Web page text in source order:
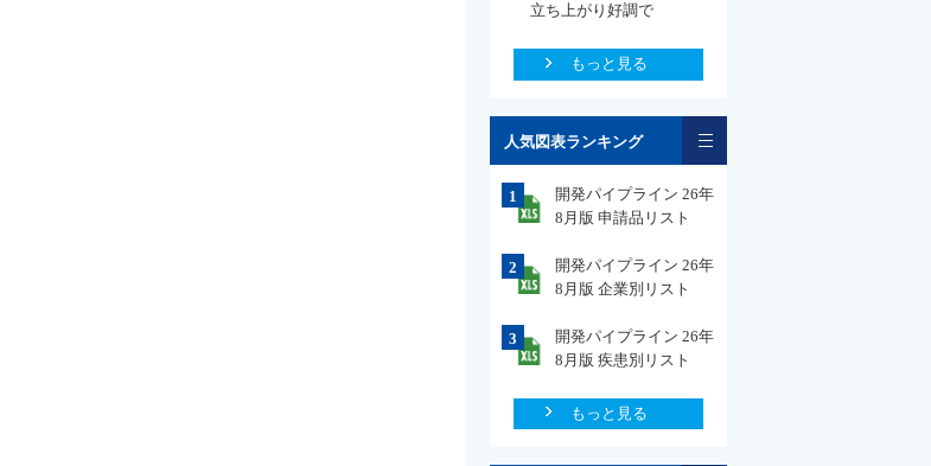
立ち上がり好調で
もっと見る
人気図表ランキング
1
開発パイプライン 26年
8月版 申請品リスト
2
開発パイプライン 26年
8月版 企業別リスト
3
開発パイプライン 26年
8月版 疾患別リスト
もっと見る